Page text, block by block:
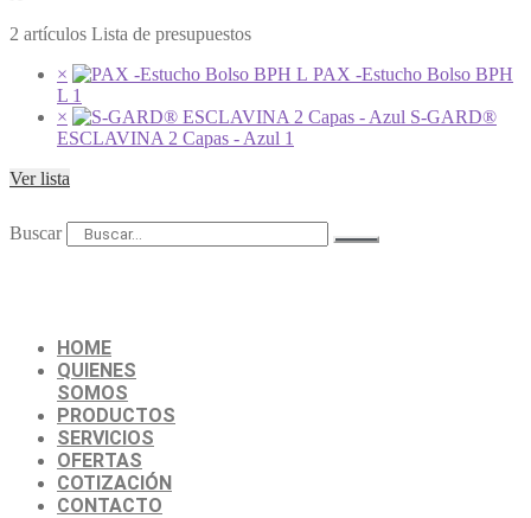
2 artículos Lista de presupuestos
×
PAX -Estucho Bolso BPH
L 1
×
S-GARD®
ESCLAVINA 2 Capas - Azul 1
Ver lista
Buscar
HOME
QUIENES
SOMOS
PRODUCTOS
SERVICIOS
OFERTAS
COTIZACIÓN
CONTACTO